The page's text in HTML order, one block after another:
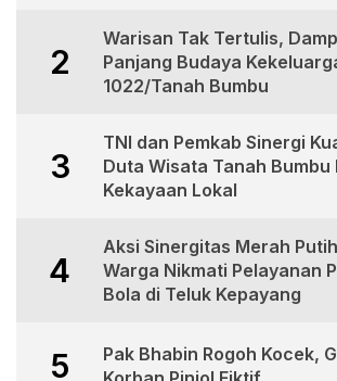
2
Warisan Tak Tertulis,
Panjang Budaya
1022/Tanah Bumbu
3
TNI dan Pemkab Sinergi
Duta Wisata Tanah Bumbu
Kekayaan Lokal
4
Aksi Sinergitas Merah
Warga Nikmati Pelayanan
Bola di Teluk Kepayang
5
Pak Bhabin Rogoh Kocek,